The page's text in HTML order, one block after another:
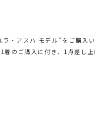
・アスハ モデル”をご購入
のご購入に付き、1点差し上